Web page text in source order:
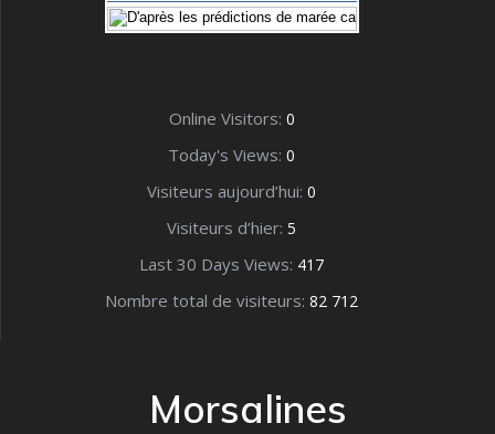
Online Visitors: 0
Today's Views: 0
Visiteurs aujourd’hui: 0
Visiteurs d’hier: 5
Last 30 Days Views: 417
Nombre total de visiteurs: 82 712
Morsalines